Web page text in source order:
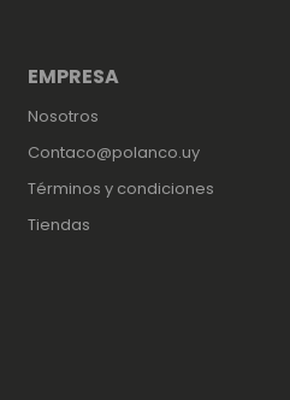
EMPRESA
Nosotros
Contaco@polanco.uy
Términos y condiciones
Tiendas